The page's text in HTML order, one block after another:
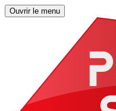
Ouvrir le menu